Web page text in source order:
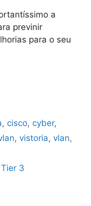
a
previnir
para o seu
, cisco, cyber,
, vistoria, vlan,
3